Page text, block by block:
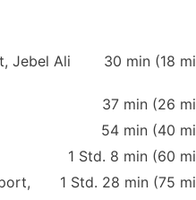
Jebel Ali
30 min (18 mi
37 min (26 mi
54 min (40 mi
1 Std. 8 min (60 mi
1 Std. 28 min (75 mi